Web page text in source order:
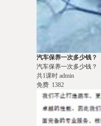
汽车保养一次多少钱？
汽车保养一次多少钱？
共1课时 admin
免费 1382